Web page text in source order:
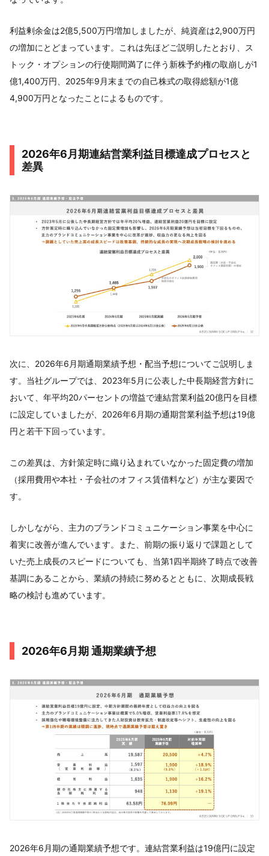
利益剰余金は2億5,500万円増加しましたが、純資産は2,900万円
の増加にとどまっています。これは先ほどご説明したとおり、ス
トック・オプションの行使期間満了に伴う新株予約権の取崩しが1
億1,400万円、2025年9月末までの自己株式の取得総額が1億
4,900万円となったことによるものです。
2026年6月期連結営業利益目標達成プロセスと
差異
次に、2026年6月期通期業績予想・配当予想についてご説明しま
す。当社グループでは、2023年5月に公表した中長期経営方針に
おいて、年平均20パーセントの増益で連結営業利益20億円を目標
に設定していましたが、2026年6月期の通期営業利益予想は19億
円と若干下回っています。
この差異は、方針策定時に織り込まれていなかった固定費の増加
（採用費用や本社・子会社のオフィス賃借料など）が主な要因で
す。
しかしながら、主力のブランドコミュニケーション事業を中心に
着実に改善が進んでいます。また、前期の振り返りで課題として
いた売上成長のスピードについても、当第1四半期終了時点で改善
基調にあることから、業績の持続に努めるとともに、次期成長戦
略の検討も進めています。
2026年6月期 通期業績予想
2026年6月期の通期業績予想です。連結営業利益は19億円に設定